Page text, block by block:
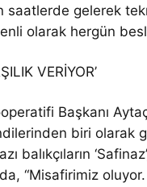
saatlerde gelerek
olarak hergün
VERİYOR’
Başkanı
biri olarak
balıkçıların
“Misafirimiz